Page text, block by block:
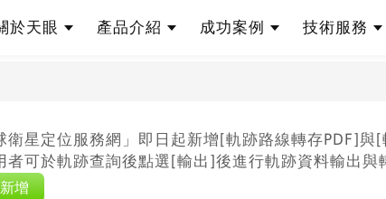
公司
於天眼 產品介紹 成功案例 技術服務
衛星定位服務網」即日起新增[軌跡路線轉存PDF]與
者可於軌跡查詢後點選[輸出]後進行軌跡資料輸出與
增